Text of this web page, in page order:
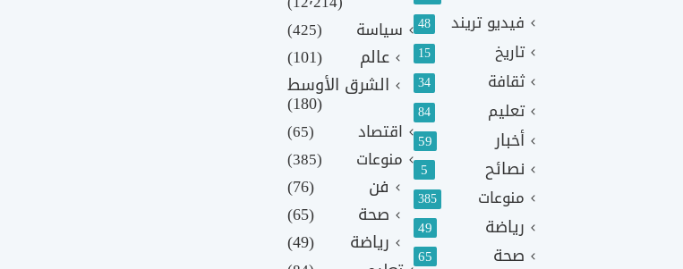
فيديو تريند 48
تاريخ 15
ثقافة 34
تعليم 84
أخبار 59
نصائح 5
منوعات 385
رياضة 49
صحة 65
سياسة
(425)
عالم
(101)
الشرق الأوسط
(180)
اقتصاد
(65)
منوعات
(385)
فن
(76)
صحة
(65)
رياضة
(49)